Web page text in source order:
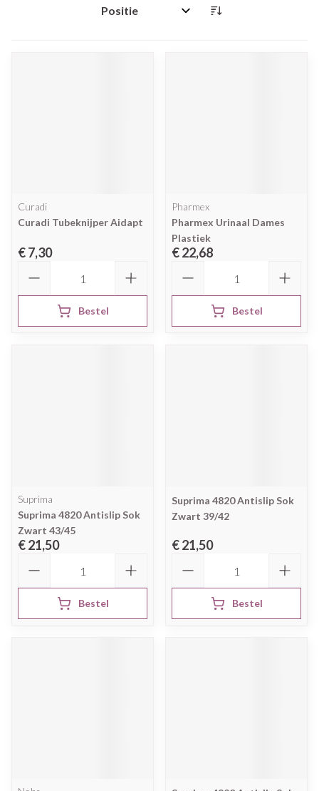
Sorteer op:
Curadi
Curadi Tubeknijper Aidapt
€ 7,30
Bestel
Pharmex
Pharmex Urinaal Dames
Plastiek
€ 22,68
Bestel
Suprima
Suprima 4820 Antislip Sok
Zwart 43/45
€ 21,50
Bestel
Suprima 4820 Antislip Sok
Zwart 39/42
€ 21,50
Bestel